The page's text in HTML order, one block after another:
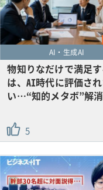
AI・生成AI
物知りなだけで満足
は、AI時代に評価さ
い…“知的メタボ”解
5